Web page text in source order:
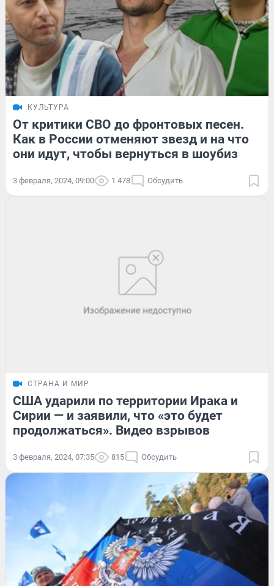
КУЛЬТУРА
От критики СВО до фронтовых песен.
Как в России отменяют звезд и на что
они идут, чтобы вернуться в шоубиз
3 февраля, 2024, 09:00 1 478 Обсудить
СТРАНА И МИР
США ударили по территории Ирака и
Сирии — и заявили, что «это будет
продолжаться». Видео взрывов
3 февраля, 2024, 07:35 815 Обсудить